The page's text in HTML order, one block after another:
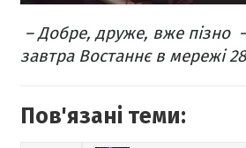
– Добре, друже, вже пізно–
завтраВостаннє в мережі
Пов'язані теми: